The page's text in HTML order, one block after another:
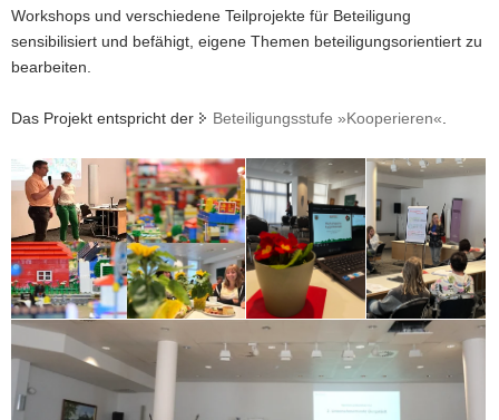
Workshops und verschiedene Teilprojekte für Beteiligung
sensibilisiert und befähigt, eigene Themen beteiligungsorientiert zu
bearbeiten.
Das Projekt entspricht der Beteiligungsstufe »Kooperieren«